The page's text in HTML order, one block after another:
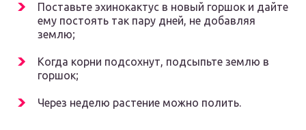
Поставьте эхинокактус в новый горшок и дайте
ему постоять так пару дней, не добавляя
землю;
Когда корни подсохнут, подсыпьте землю в
горшок;
Через неделю растение можно полить.